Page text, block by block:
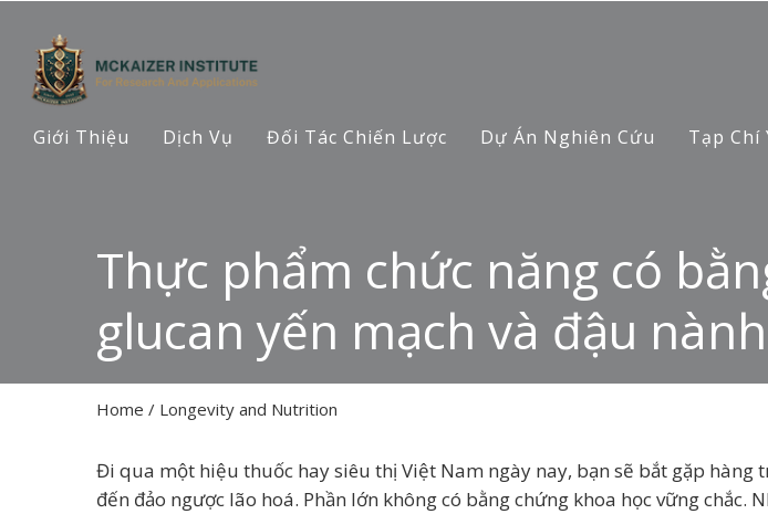
Giới Thiệu Dịch Vụ Đối Tác Chiến Lược Dự Án Nghiên Cứu Tạp Chí
Thực phẩm chức năng có
glucan yến mạch và đậu nành
Home / Longevity and Nutrition
Đi qua một hiệu thuốc hay siêu thị Việt Nam ngày nay, bạn sẽ bắt gặp
đến đảo ngược lão hoá. Phần lớn không có bằng chứng khoa học vững